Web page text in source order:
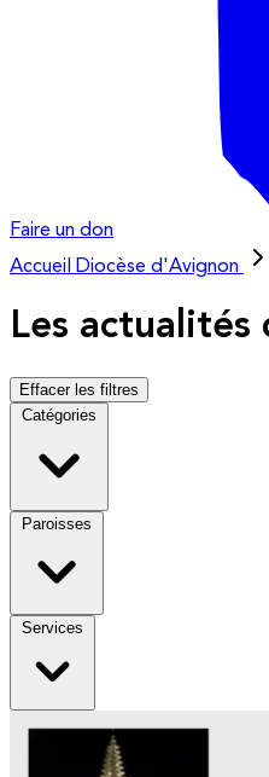
Faire un don
Accueil
Diocèse d'Avignon
Les actualités
Effacer les filtres
Catégories
Paroisses
Services